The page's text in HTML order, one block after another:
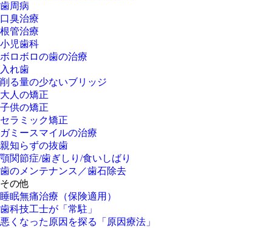
歯周病
口臭治療
根管治療
小児歯科
ボロボロの歯の治療
入れ歯
削る量の少ないブリッジ
大人の矯正
子供の矯正
セラミック矯正
ガミースマイルの治療
親知らずの抜歯
顎関節症/歯ぎしり/食いしばり
歯のメンテナンス／歯石除去
その他
睡眠無痛治療（保険適用）
歯科技工士が「常駐」
悪くなった原因を探る「原因療法」